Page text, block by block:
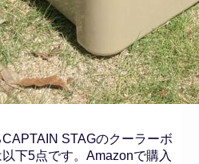
STAGのクーラーボ
下5点です。Amazonで購入